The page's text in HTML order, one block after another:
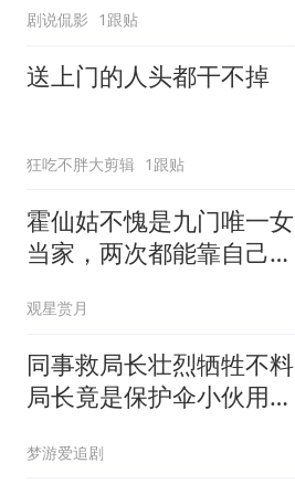
剧说侃影 1跟贴
送上门的人头都干不掉
狂吃不胖大剪辑 1跟贴
霍仙姑不愧是九门唯一女
当家，两次都能靠自己逆
观星赏月
同事救局长壮烈牺牲不料
局长竟是保护伞小伙用垃
梦游爱追剧